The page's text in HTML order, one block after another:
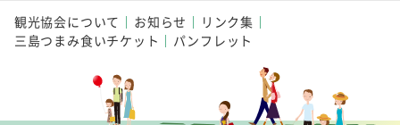
観光協会について お知らせ
リンク集
三島つまみ食いチケット
パンフレット